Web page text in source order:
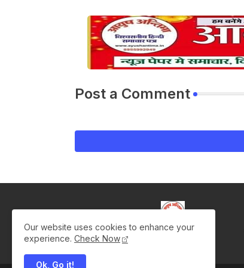
Post a Comment
Our website uses cookies to enhance your
experience. Check Now
Ok, Go it!